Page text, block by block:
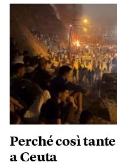
Perché così
a Ceuta